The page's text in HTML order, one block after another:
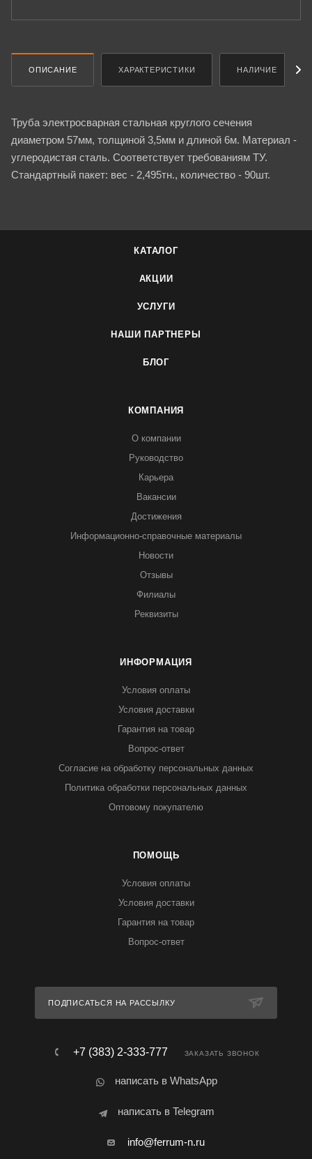
ОПИСАНИЕ ХАРАКТЕРИСТИКИ НАЛИЧИЕ
Труба электросварная стальная круглого сечения
диаметром 57мм, толщиной 3,5мм и длиной 6м. Материал -
углеродистая сталь. Соответствует требованиям ТУ.
Стандартный пакет: вес - 2,495тн., количество - 90шт.
КАТАЛОГ
АКЦИИ
УСЛУГИ
НАШИ ПАРТНЕРЫ
БЛОГ
КОМПАНИЯ
О компании
Руководство
Карьера
Вакансии
Достижения
Информационно-справочные материалы
Новости
Отзывы
Филиалы
Реквизиты
ИНФОРМАЦИЯ
Условия оплаты
Условия доставки
Гарантия на товар
Вопрос-ответ
Согласие на обработку персональных данных
Политика обработки персональных данных
Оптовому покупателю
ПОМОЩЬ
Условия оплаты
Условия доставки
Гарантия на товар
Вопрос-ответ
ПОДПИСАТЬСЯ НА РАССЫЛКУ
+7 (383) 2-333-777 ЗАКАЗАТЬ ЗВОНОК
написать в WhatsApp
написать в Telegram
info@ferrum-n.ru